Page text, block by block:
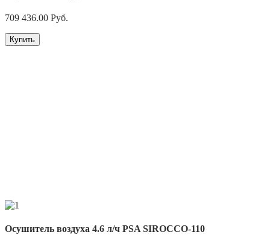
709 436.00 Руб.
Купить
Осушитель воздуха 4.6 л/ч PSA SIROCCO-110